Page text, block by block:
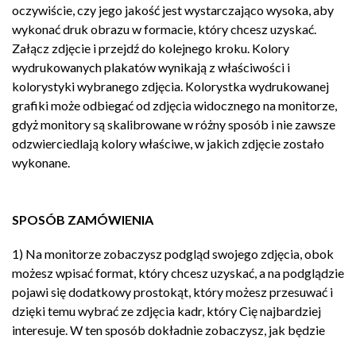
oczywiście, czy jego jakość jest wystarczająco wysoka, aby
wykonać druk obrazu w formacie, który chcesz uzyskać.
Załącz zdjęcie i przejdź do kolejnego kroku. Kolory
wydrukowanych plakatów wynikają z właściwości i
kolorystyki wybranego zdjęcia. Kolorystka wydrukowanej
grafiki może odbiegać od zdjęcia widocznego na monitorze,
gdyż monitory są skalibrowane w różny sposób i nie zawsze
odzwierciedlają kolory właściwe, w jakich zdjęcie zostało
wykonane.
SPOSÓB ZAMÓWIENIA
1) Na monitorze zobaczysz podgląd swojego zdjęcia, obok
możesz wpisać format, który chcesz uzyskać, a na podglądzie
pojawi się dodatkowy prostokąt, który możesz przesuwać i
dzięki temu wybrać ze zdjęcia kadr, który Cię najbardziej
interesuje. W ten sposób dokładnie zobaczysz, jak będzie